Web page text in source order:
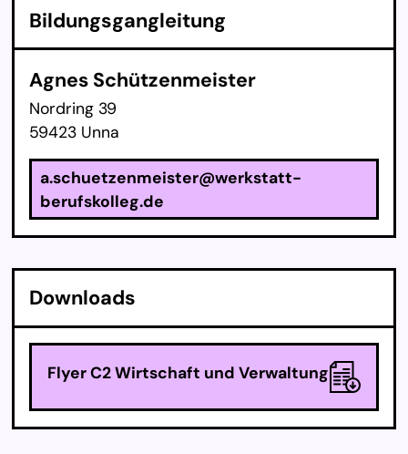
Bil­dungs­gan­g­lei­tung
Agnes Schützenmeister
Nordring 39
59423 Unna
a.schuetzenmeister@werkstatt-
berufskolleg.de
Down­loads
Flyer C2 Wirtschaft und Verwaltung